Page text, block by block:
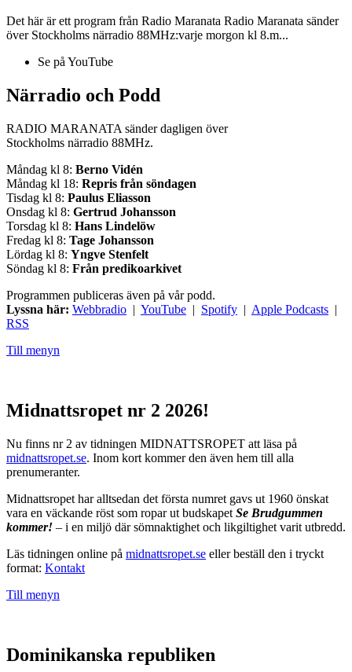
Det här är ett program från Radio Maranata Radio Maranata sänder
över Stockholms närradio 88MHz:varje morgon kl 8.m...
Se på YouTube
Närradio och Podd
RADIO MARANATA sänder dagligen över
Stockholms närradio 88MHz.
Måndag kl 8: Berno Vidén
Måndag kl 18: Repris från söndagen
Tisdag kl 8: Paulus Eliasson
Onsdag kl 8: Gertrud Johansson
Torsdag kl 8: Hans Lindelöw
Fredag kl 8: Tage Johansson
Lördag kl 8: Yngve Stenfelt
Söndag kl 8: Från predikoarkivet
Programmen publiceras även på vår podd.
Lyssna här: Webbradio | YouTube | Spotify | Apple Podcasts |
RSS
Till menyn
Midnattsropet nr 2 2026!
Nu finns nr 2 av tidningen MIDNATTSROPET att läsa på
midnattsropet.se. Inom kort kommer den även hem till alla
prenumeranter.
Midnattsropet har alltsedan det första numret gavs ut 1960 önskat
vara en väckande röst som ropar ut budskapet Se Brudgummen
kommer! – i en miljö där sömnaktighet och likgiltighet varit utbredd.
Läs tidningen online på midnattsropet.se eller beställ den i tryckt
format: Kontakt
Till menyn
Dominikanska republiken